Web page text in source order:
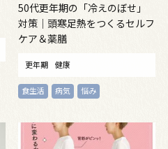
50代更年期の「冷えのぼせ」
対策｜頭寒足熱をつくるセルフ
ケア＆薬膳
更年期 健康
食生活 病気 悩み